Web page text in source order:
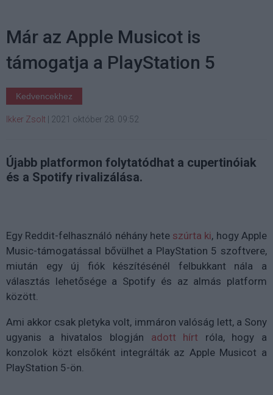
Már az Apple Musicot is
támogatja a PlayStation 5
Kedvencekhez
Ikker Zsolt 2021 október 28. 09:52
Újabb platformon folytatódhat a cupertinóiak
és a Spotify rivalizálása.
Egy Reddit-felhasználó néhány hete szúrta ki, hogy Apple
Music-támogatással bővülhet a PlayStation 5 szoftvere,
miután egy új fiók készítésénél felbukkant nála a
választás lehetősége a Spotify és az almás platform
között.
Ami akkor csak pletyka volt, immáron valóság lett, a Sony
ugyanis a hivatalos blogján adott hírt róla, hogy a
konzolok közt elsőként integrálták az Apple Musicot a
PlayStation 5-ön.